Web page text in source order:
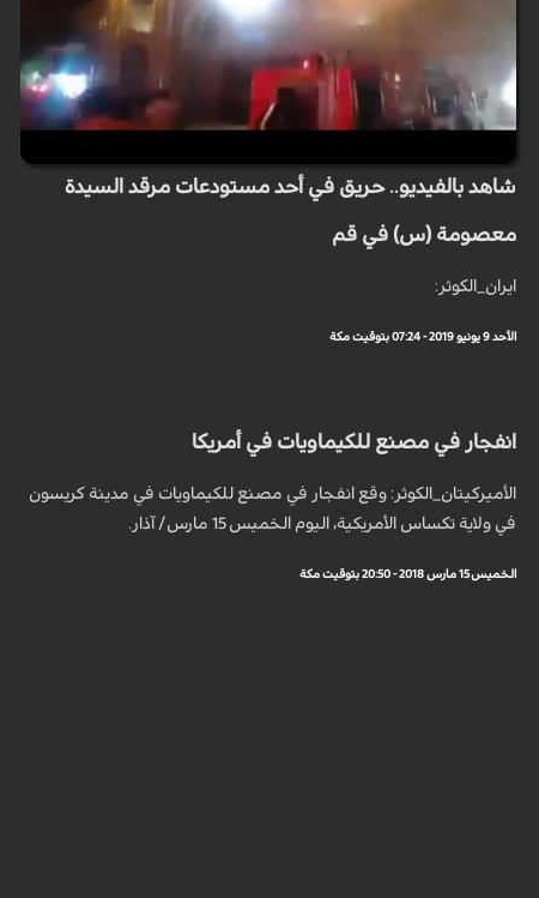
شاهد بالفيديو.. حريق في أحد مستودعات مرقد السيدة
معصومة (س) في قم
ايران_الكوثر:
الأحد 9 يونيو 2019 - 07:24 بتوقيت مكة
انفجار في مصنع للكيماويات في أمريكا
الأميرکيتان_الكوثر: وقع انفجار في مصنع للكيماويات في مدينة كريسون
في ولاية تكساس الأمريكية، اليوم الخميس 15 مارس/ آذار.
الخميس 15 مارس 2018 - 20:50 بتوقيت مكة